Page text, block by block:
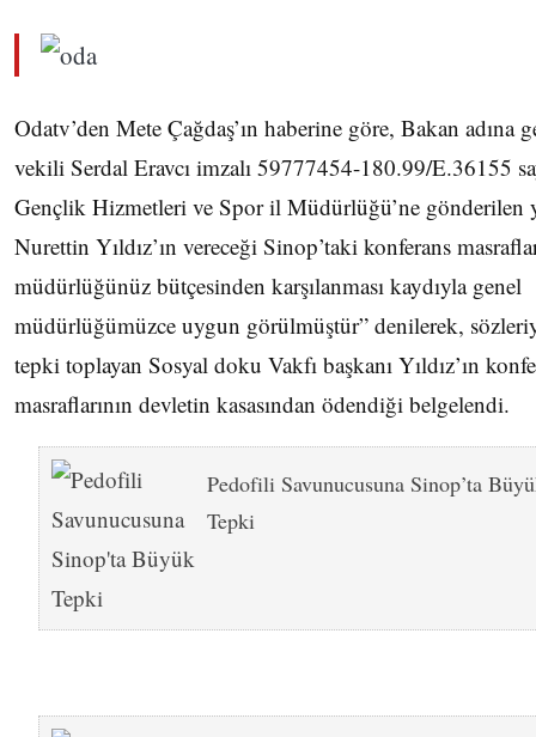
Odatv’den Mete Çağdaş’ın haberine göre, Bakan adına
vekili Serdal Eravcı imzalı 59777454-180.99/E.36155
Gençlik Hizmetleri ve Spor il Müdürlüğü’ne gönderilen
Nurettin Yıldız’ın vereceği Sinop’taki konferans
müdürlüğünüz bütçesinden karşılanması kaydıyla genel
müdürlüğümüzce uygun görülmüştür” denilerek,
tepki toplayan Sosyal doku Vakfı başkanı Yıldız’ın
masraflarının devletin kasasından ödendiği belgelendi.
Pedofili Savunucusuna Sinop’ta
Tepki